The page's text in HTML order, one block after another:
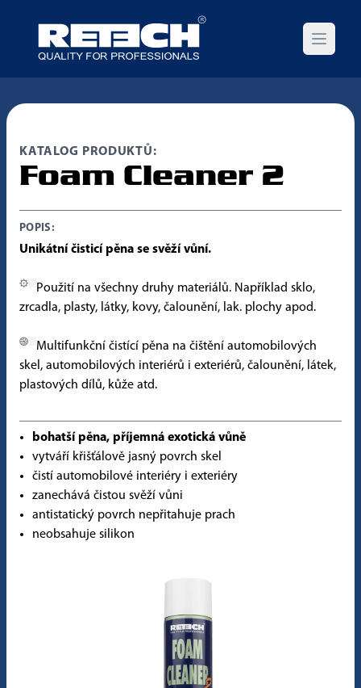
Open
KATALOG PRODUKTŮ:
Foam Cleaner 2
POPIS:
Unikátní čisticí pěna se svěží vůní.
Použití na všechny druhy materiálů. Například sklo,
zrcadla, plasty, látky, kovy, čalounění, lak. plochy apod.
Multifunkční čistící pěna na čištění automobilových
skel, automobilových interiérů i exteriérů, čalounění, látek,
plastových dílů, kůže atd.
bohatší pěna, příjemná exotická vůně
vytváří křišťálově jasný povrch skel
čistí automobilové interiéry i exteriéry
zanechává čistou svěží vůni
antistatický povrch nepřitahuje prach
neobsahuje silikon